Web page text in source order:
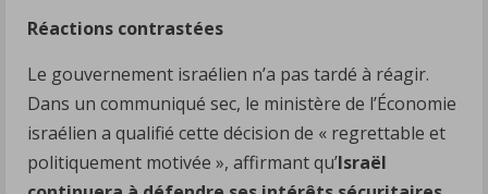
Réactions contrastées
Le gouvernement israélien n’a pas tardé à réagir.
Dans un communiqué sec, le ministère de l’Économie
israélien a qualifié cette décision de « regrettable et
politiquement motivée », affirmant qu’Israël